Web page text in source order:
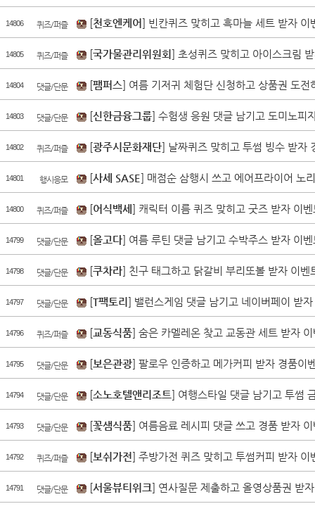
14806 퀴즈/퍼즐 [천호엔케어 ] 빈칸퀴즈 맞히고 흑마늘 세트 받자 이
14805 퀴즈/퍼즐 [국가물관리위원회 ] 초성퀴즈 맞히고 아이스크림
14804 댓글/단문 [팸퍼스] 여름 기저귀 체험단 신청하고 상품권 도
14803 댓글/단문 [신한금융그룹] 수험생 응원 댓글 남기고 도미노피
14802 퀴즈/퍼즐 [광주시문화재단] 날짜퀴즈 맞히고 투썸 빙수 받자
14801 행시응모 [사세 SASE] 매점순 삼행시 쓰고 에어프라이어 노
14800 퀴즈/퍼즐 [어식백세 ] 캐릭터 이름 퀴즈 맞히고 굿즈 받자 이
14799 댓글/단문 [올고다] 여름 루틴 댓글 남기고 수박주스 받자 이
14798 댓글/단문 [쿠차라] 친구 태그하고 닭갈비 부리또볼 받자 이벤
14797 댓글/단문 [T팩토리 ] 밸런스게임 댓글 남기고 네이버페이 받
14796 퀴즈/퍼즐 [교동식품] 숨은 카멜레온 찾고 교동관 세트 받자
14795 댓글/단문 [보은관광] 팔로우 인증하고 메가커피 받자 경품이
14794 댓글/단문 [소노호텔앤리조트] 여행스타일 댓글 남기고 투썸
14793 댓글/단문 [꽃샘식품] 여름음료 레시피 댓글 쓰고 경품 받자
14792 퀴즈/퍼즐 [보쉬가전] 주방가전 퀴즈 맞히고 투썸커피 받자 이
14791 댓글/단문 [서울뷰티위크] 연사질문 제출하고 올영상품권 받